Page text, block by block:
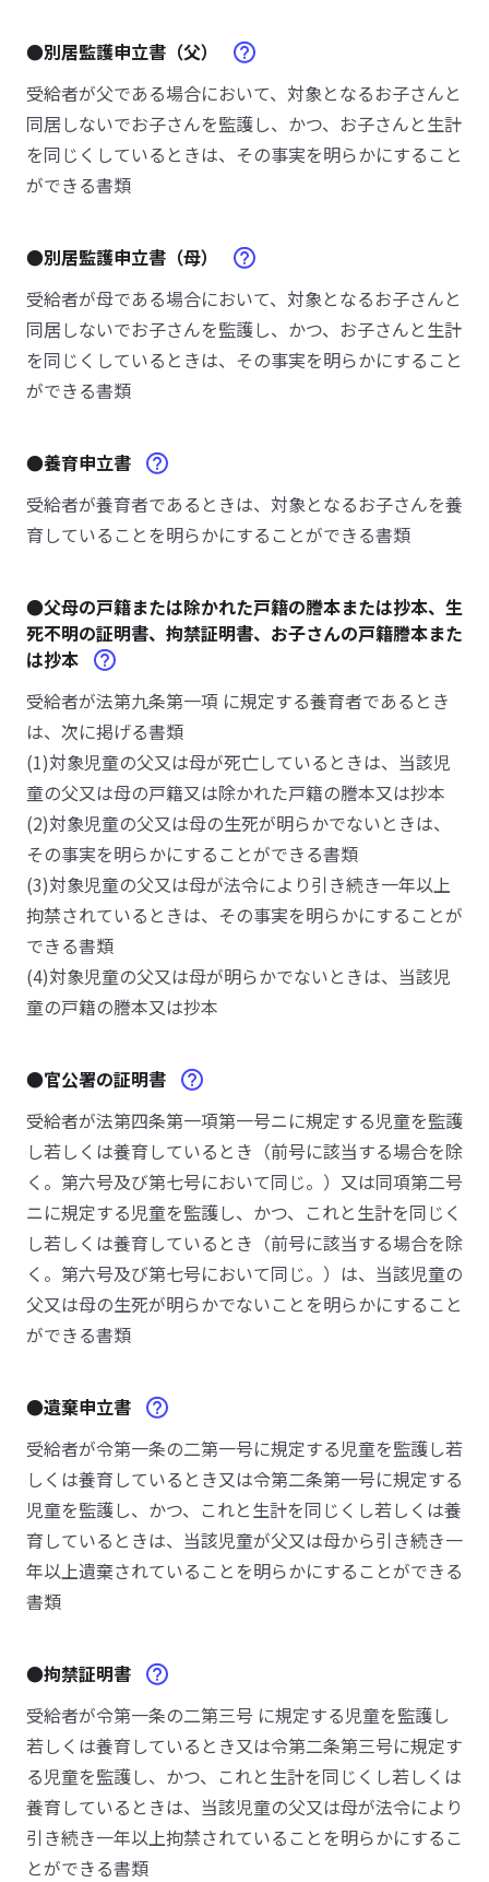
●別居監護申立書（父）
受給者が父である場合において、対象となるお子さんと
同居しないでお子さんを監護し、かつ、お子さんと生計
を同じくしているときは、その事実を明らかにすること
ができる書類
●別居監護申立書（母）
受給者が母である場合において、対象となるお子さんと
同居しないでお子さんを監護し、かつ、お子さんと生計
を同じくしているときは、その事実を明らかにすること
ができる書類
●養育申立書
受給者が養育者であるときは、対象となるお子さんを養
育していることを明らかにすることができる書類
●父母の戸籍または除かれた戸籍の謄本または抄本、生
死不明の証明書、拘禁証明書、お子さんの戸籍謄本また
は抄本
受給者が法第九条第一項 に規定する養育者であるとき
は、次に掲げる書類
(1)対象児童の父又は母が死亡しているときは、当該児
童の父又は母の戸籍又は除かれた戸籍の謄本又は抄本
(2)対象児童の父又は母の生死が明らかでないときは、
その事実を明らかにすることができる書類
(3)対象児童の父又は母が法令により引き続き一年以上
拘禁されているときは、その事実を明らかにすることが
できる書類
(4)対象児童の父又は母が明らかでないときは、当該児
童の戸籍の謄本又は抄本
●官公署の証明書
受給者が法第四条第一項第一号ニに規定する児童を監護
し若しくは養育しているとき（前号に該当する場合を除
く。第六号及び第七号において同じ。）又は同項第二号
ニに規定する児童を監護し、かつ、これと生計を同じく
し若しくは養育しているとき（前号に該当する場合を除
く。第六号及び第七号において同じ。）は、当該児童の
父又は母の生死が明らかでないことを明らかにすること
ができる書類
●遺棄申立書
受給者が令第一条の二第一号に規定する児童を監護し若
しくは養育しているとき又は令第二条第一号に規定する
児童を監護し、かつ、これと生計を同じくし若しくは養
育しているときは、当該児童が父又は母から引き続き一
年以上遺棄されていることを明らかにすることができる
書類
●拘禁証明書
受給者が令第一条の二第三号 に規定する児童を監護し
若しくは養育しているとき又は令第二条第三号に規定す
る児童を監護し、かつ、これと生計を同じくし若しくは
養育しているときは、当該児童の父又は母が法令により
引き続き一年以上拘禁されていることを明らかにするこ
とができる書類